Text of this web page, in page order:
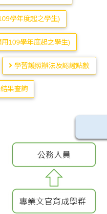
學年度起之學生)
109學年度起之學生)
學習護照辦法及認證點數
果查詢